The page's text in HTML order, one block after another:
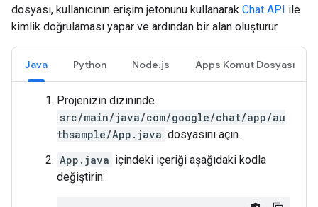
dosyası, kullanıcının erişim jetonunu kullanarak Chat API ile
kimlik doğrulaması yapar ve ardından bir alan oluşturur.
Java Python Node.js Apps Komut Dosyası
Projenizin dizininde
src/main/java/com/google/chat/app/au
thsample/App.java dosyasını açın.
App.java içindeki içeriği aşağıdaki kodla
değiştirin: